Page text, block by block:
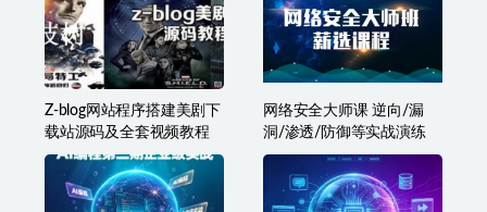
Z-blog网站程序搭建美剧下
载站源码及全套视频教程
网络安全大师课 逆向/漏
洞/渗透/防御等实战演练